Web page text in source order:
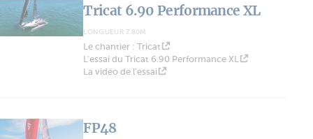
Tricat 6.90 Performance XL
LONGUEUR 7.80M
Le chantier : Tricat
L'essai du Tricat 6.90 Performance XL
La vidéo de l'essai
FP48